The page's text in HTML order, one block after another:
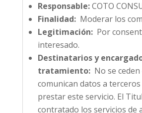
Responsable:COTO
Finalidad:Moderar los
Legitimación:Por
interesado.
Destinatarios y
tratamiento:No se ceden
comunican datos a
prestar este servicio. El
contratado los servicios de